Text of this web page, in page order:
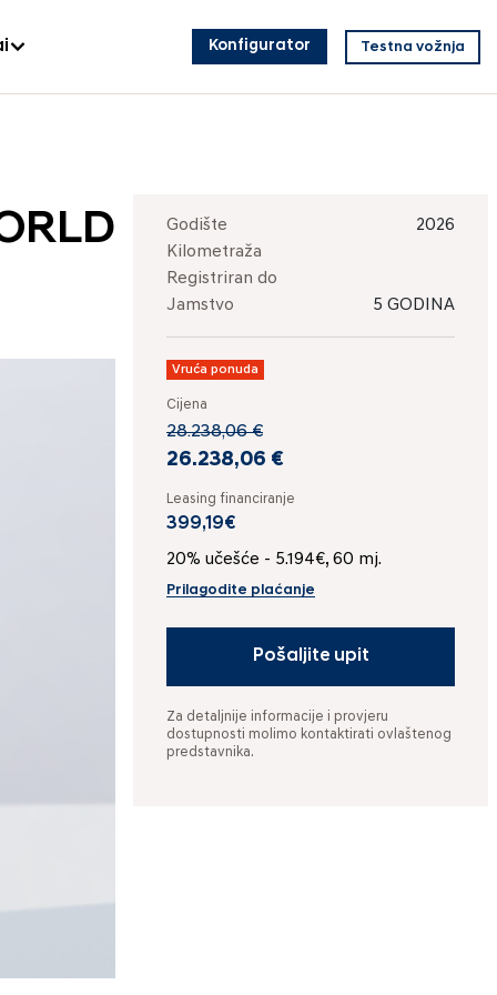
Konfigurator Testna vožnja
Godište
2026
Kilometraža
Registriran do
Jamstvo
5 GODINA
Vruća ponuda
Cijena
28.238,06 €
26.238,06 €
Leasing financiranje
399,19€
20% učešće - 5.194€, 60 mj.
Prilagodite plaćanje
Pošaljite upit
Za detaljnije informacije i provjeru
dostupnosti molimo kontaktirati ovlaštenog
predstavnika.